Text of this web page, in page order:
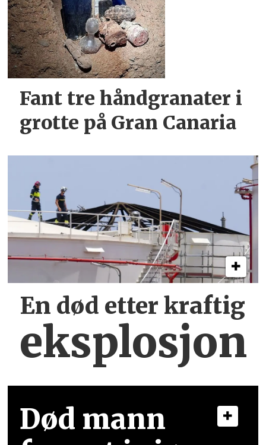
Fant tre håndgranater i
grotte på Gran Canaria
En død etter kraftig
eksplosjon
Død mann